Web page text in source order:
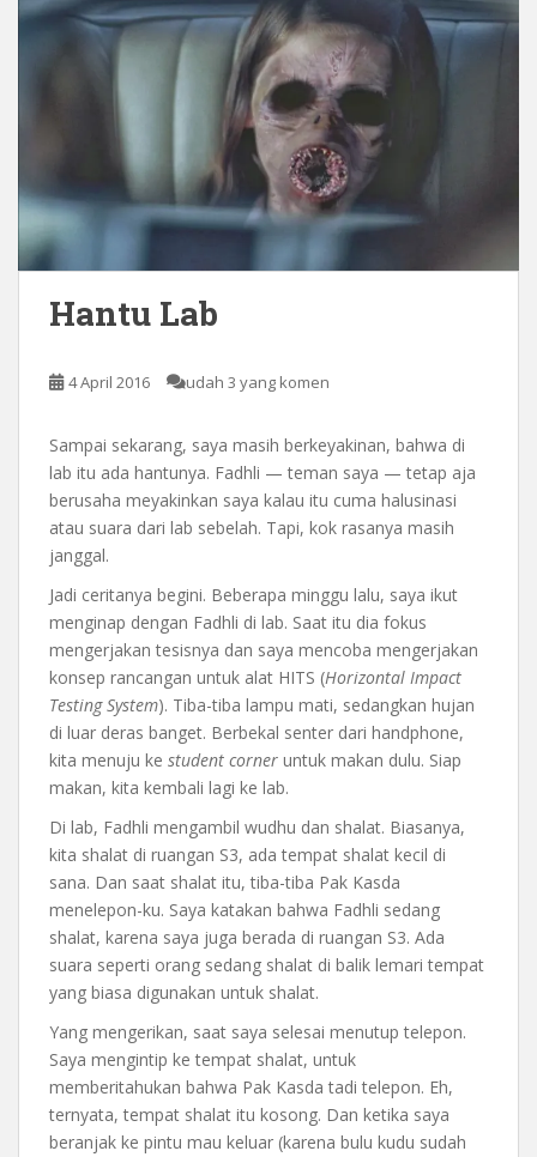
Hantu Lab
4 April 2016 udah 3 yang komen
Sampai sekarang, saya masih berkeyakinan, bahwa di
lab itu ada hantunya. Fadhli — teman saya — tetap aja
berusaha meyakinkan saya kalau itu cuma halusinasi
atau suara dari lab sebelah. Tapi, kok rasanya masih
janggal.
Jadi ceritanya begini. Beberapa minggu lalu, saya ikut
menginap dengan Fadhli di lab. Saat itu dia fokus
mengerjakan tesisnya dan saya mencoba mengerjakan
konsep rancangan untuk alat HITS (Horizontal Impact
Testing System). Tiba-tiba lampu mati, sedangkan hujan
di luar deras banget. Berbekal senter dari handphone,
kita menuju ke student corner untuk makan dulu. Siap
makan, kita kembali lagi ke lab.
Di lab, Fadhli mengambil wudhu dan shalat. Biasanya,
kita shalat di ruangan S3, ada tempat shalat kecil di
sana. Dan saat shalat itu, tiba-tiba Pak Kasda
menelepon-ku. Saya katakan bahwa Fadhli sedang
shalat, karena saya juga berada di ruangan S3. Ada
suara seperti orang sedang shalat di balik lemari tempat
yang biasa digunakan untuk shalat.
Yang mengerikan, saat saya selesai menutup telepon.
Saya mengintip ke tempat shalat, untuk
memberitahukan bahwa Pak Kasda tadi telepon. Eh,
ternyata, tempat shalat itu kosong. Dan ketika saya
beranjak ke pintu mau keluar (karena bulu kudu sudah